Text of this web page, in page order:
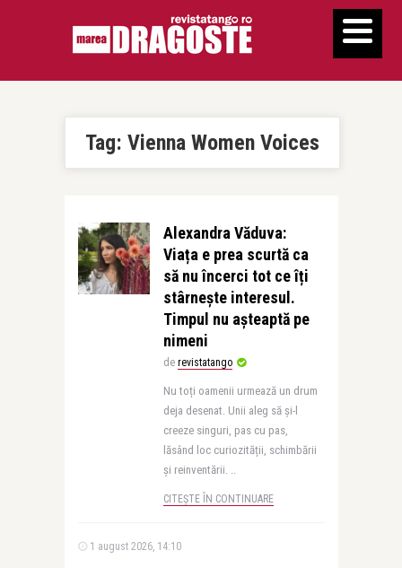
Tag: Vienna Women Voices
Alexandra Văduva:
Viața e prea scurtă ca
să nu încerci tot ce îți
stârnește interesul.
Timpul nu așteaptă pe
nimeni
de revistatango
Nu toți oamenii urmează un drum
deja desenat. Unii aleg să și-l
creeze singuri, pas cu pas,
lăsând loc curiozității, schimbării
și reinventării. ..
CITEȘTE ÎN CONTINUARE
1 august 2026, 14:10